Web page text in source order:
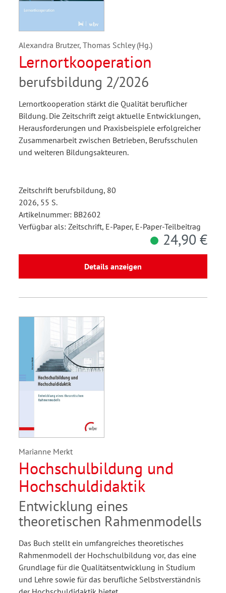
Alexandra Brutzer, Thomas Schley (Hg.)
Lernortkooperation
berufsbildung 2/2026
Lernortkooperation stärkt die Qualität beruflicher
Bildung. Die Zeitschrift zeigt aktuelle Entwicklungen,
Herausforderungen und Praxisbeispiele erfolgreicher
Zusammenarbeit zwischen Betrieben, Berufsschulen
und weiteren Bildungsakteuren.
Zeitschrift berufsbildung, 80
2026, 55 S.
Artikelnummer: BB2602
Verfügbar als: Zeitschrift, E-Paper, E-Paper-Teilbeitrag
24,90 €
Details anzeigen
Marianne Merkt
Hochschulbildung und
Hochschuldidaktik
Entwicklung eines
theoretischen Rahmenmodells
Das Buch stellt ein umfangreiches theoretisches
Rahmenmodell der Hochschulbildung vor, das eine
Grundlage für die Qualitätsentwicklung in Studium
und Lehre sowie für das berufliche Selbstverständnis